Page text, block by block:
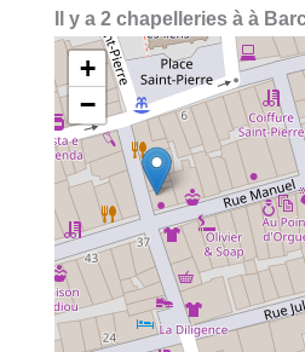
Il y a 2 chapelleries à à
+
−